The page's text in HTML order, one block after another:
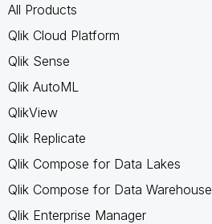
All Products
Qlik Cloud Platform
Qlik Sense
Qlik AutoML
QlikView
Qlik Replicate
Qlik Compose for Data Lakes
Qlik Compose for Data Warehouse
Qlik Enterprise Manager